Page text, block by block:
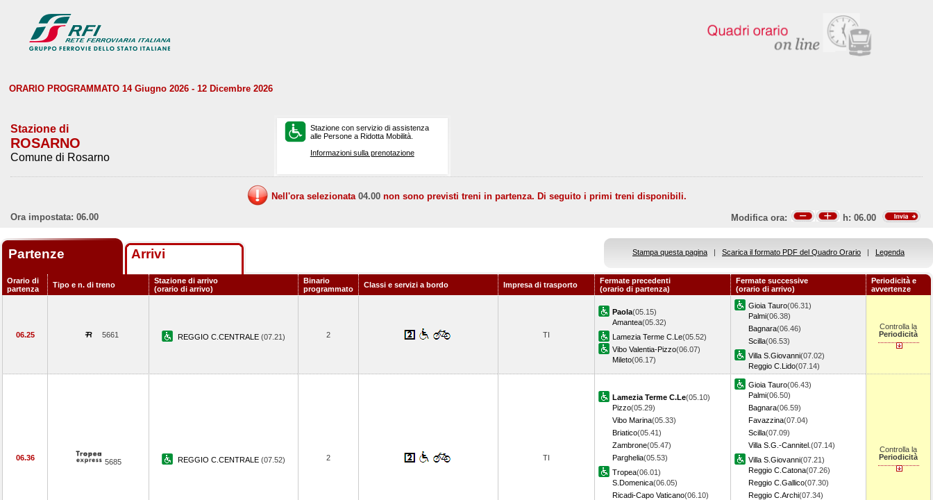
ORARIO PROGRAMMATO 14 Giugno 2026 - 12 Dicembre 2026
Stazione di
ROSARNO
Comune di Rosarno
Stazione con servizio di assistenza
alle Persone a Ridotta Mobilità.
Informazioni sulla prenotazione
Nell'ora selezionata 04.00 non sono previsti treni in partenza. Di seguito i primi treni disponibili.
Ora impostata: 06.00
Modifica ora: h: 06.00
Partenze Arrivi Stampa questa pagina | Scarica il formato PDF del Quadro Orario | Legenda
Orario di
partenza
Tipo e n. di treno
Stazione di arrivo
(orario di arrivo)
Binario
programmato
Classi e servizi a bordo Impresa di trasporto
Fermate precedenti
(orario di partenza)
Fermate successive
(orario di arrivo)
Periodicità e
avvertenze
06.25 5661 REGGIO C.CENTRALE (07.21) 2 TI
Paola(05.15)
Amantea(05.32)
Lamezia Terme C.Le(05.52)
Vibo Valentia-Pizzo(06.07)
Mileto(06.17)
Gioia Tauro(06.31)
Palmi(06.38)
Bagnara(06.46)
Scilla(06.53)
Villa S.Giovanni(07.02)
Reggio C.Lido(07.14)
Controlla la
Periodicità
06.36 5685 REGGIO C.CENTRALE (07.52) 2 TI
Lamezia Terme C.Le(05.10)
Pizzo(05.29)
Vibo Marina(05.33)
Briatico(05.41)
Zambrone(05.47)
Parghelia(05.53)
Tropea(06.01)
S.Domenica(06.05)
Ricadi-Capo Vaticano(06.10)
Gioia Tauro(06.43)
Palmi(06.50)
Bagnara(06.59)
Favazzina(07.04)
Scilla(07.09)
Villa S.G.-Cannitel. (07.14)
Villa S.Giovanni(07.21)
Reggio C.Catona(07.26)
Reggio C.Gallico(07.30)
Reggio C.Archi(07.34)
Controlla la
Periodicità